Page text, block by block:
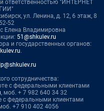
ответственностью "ИНТЕРНЕТ
ул. Ленина, д. 12, 6 этаж, 8
52
Елена Владимировна
51@shkulev.ru
и государственных органов:
.
сотрудничества:
с федеральными клиентами
, моб. + 7 982 640 34 32
с федеральными клиентами
+7 910 402 4056